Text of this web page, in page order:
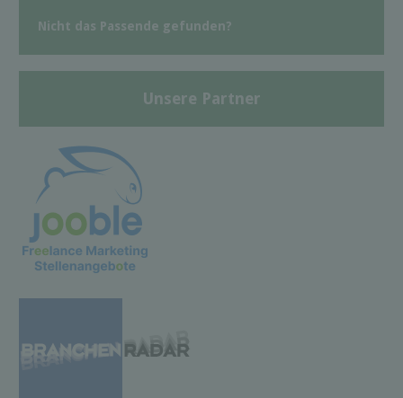
Nicht das Passende gefunden?
Unsere Partner